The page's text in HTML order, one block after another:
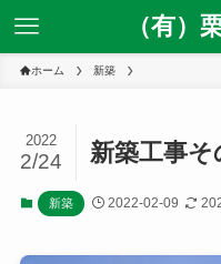
（有）
ホーム 新築
新築工事そ
2022
2/24
新築 2022-02-09